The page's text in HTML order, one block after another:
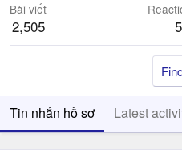
Bài viết
2,505
Tin nhắn hồ sơ Latest